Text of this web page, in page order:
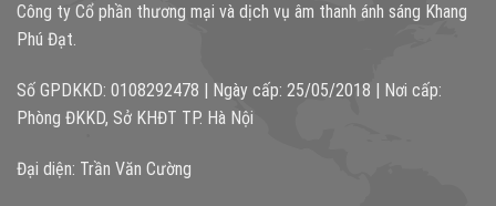
Công ty Cổ phần thương mại và dịch vụ âm thanh ánh sáng Khang
Phú Đạt.
Số GPDKKD: 0108292478 | Ngày cấp: 25/05/2018 | Nơi cấp:
Phòng ĐKKD, Sở KHĐT TP. Hà Nội
Đại diện: Trần Văn Cường